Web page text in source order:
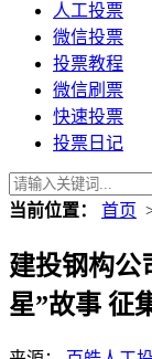
人工投票
微信投票
投票教程
微信刷票
快速投票
投票日记
当前位置： 首页
建投钢构公
星”故事 征